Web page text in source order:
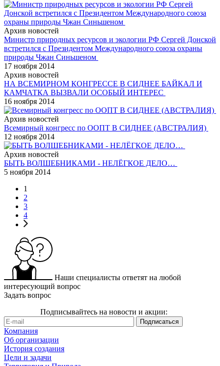
Архив новостей
Министр природных ресурсов и экологии РФ Сергей Донской
встретился с Президентом Международного союза охраны
природы Чжан Синьшеном
17 ноября 2014
Архив новостей
НА ВСЕМИРНОМ КОНГРЕССЕ В СИДНЕЕ БАЙКАЛ И
КАМЧАТКА ВЫЗВАЛИ ОСОБЫЙ ИНТЕРЕС
16 ноября 2014
Архив новостей
Всемирный конгресс по ООПТ В СИДНЕЕ (АВСТРАЛИЯ)
12 ноября 2014
Архив новостей
БЫТЬ ВОЛШЕБНИКАМИ - НЕЛЁГКОЕ ДЕЛО…
5 ноября 2014
1
2
3
4
Наши специалисты ответят на любой
интересующий вопрос
Задать вопрос
Подписывайтесь на новости и акции:
Компания
Об организации
История создания
Цели и задачи